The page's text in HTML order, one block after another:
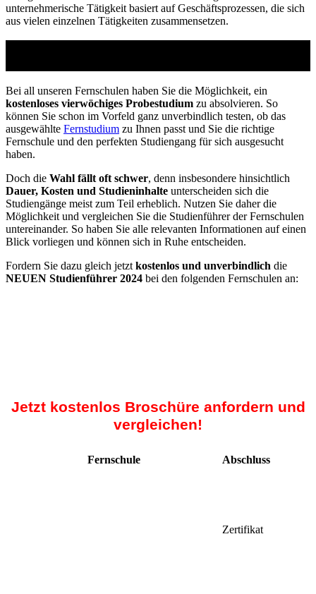
unternehmerische Tätigkeit basiert auf Geschäftsprozessen, die sich
aus vielen einzelnen Tätigkeiten zusammensetzen.
Bei all unseren Fernschulen haben Sie die Möglichkeit, ein
kostenloses vierwöchiges Probestudium zu absolvieren. So
können Sie schon im Vorfeld ganz unverbindlich testen, ob das
ausgewählte Fernstudium zu Ihnen passt und Sie die richtige
Fernschule und den perfekten Studiengang für sich ausgesucht
haben.
Doch die Wahl fällt oft schwer, denn insbesondere hinsichtlich
Dauer, Kosten und Studieninhalte unterscheiden sich die
Studiengänge meist zum Teil erheblich. Nutzen Sie daher die
Möglichkeit und vergleichen Sie die Studienführer der Fernschulen
untereinander. So haben Sie alle relevanten Informationen auf einen
Blick vorliegen und können sich in Ruhe entscheiden.
Fordern Sie dazu gleich jetzt kostenlos und unverbindlich die
NEUEN Studienführer 2024 bei den folgenden Fernschulen an:
Jetzt kostenlos Broschüre anfordern und
vergleichen!
Fernschule Abschluss
Zertifikat